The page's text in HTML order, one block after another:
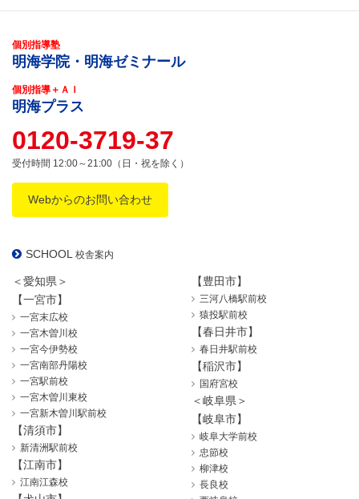
個別指導塾
明海学院・明海ゼミナール
個別指導＋ＡＩ
明海プラス
0120-3719-37
受付時間 12:00～21:00（日・祝を除く）
Webからのお問い合わせ
SCHOOL 校舎案内
＜愛知県＞
【一宮市】
一宮末広校
一宮木曽川校
一宮今伊勢校
一宮南部丹陽校
一宮駅前校
一宮木曽川東校
一宮新木曽川駅前校
【清須市】
新清洲駅前校
【江南市】
江南江森校
【豊田市】
三河八橋駅前校
猿投駅前校
【春日井市】
春日井駅前校
【稲沢市】
国府宮校
＜岐阜県＞
【岐阜市】
岐阜大学前校
忠節校
柳津校
長良校